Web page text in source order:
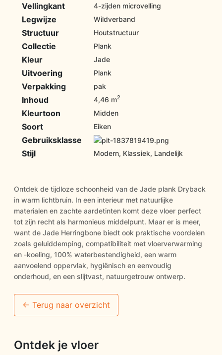
Ontdek je vloer
Vellingkant 4-zijden microvelling
Legwijze Wildverband
Structuur Houtstructuur
Collectie Plank
Kleur Jade
Uitvoering Plank
Verpakking pak
Inhoud 4,46 m2
Kleurtoon Midden
Soort Eiken
Gebruiksklasse
Stijl
Modern, Klassiek, Landelijk
Ontdek de tijdloze schoonheid van de Jade plank Dryback
in warm lichtbruin. In een interieur met natuurlijke
materialen en zachte aardetinten komt deze vloer perfect
tot zijn recht als harmonieus middelpunt. Maar er is meer,
want de Jade Herringbone biedt ook praktische voordelen
zoals geluiddemping, compatibiliteit met vloerverwarming
en -koeling, 100% waterbestendigheid, een warm
aanvoelend oppervlak, hygiënisch en eenvoudig
onderhoud, en een slijtvast, natuurgetrouw ontwerp.
<- Terug naar overzicht